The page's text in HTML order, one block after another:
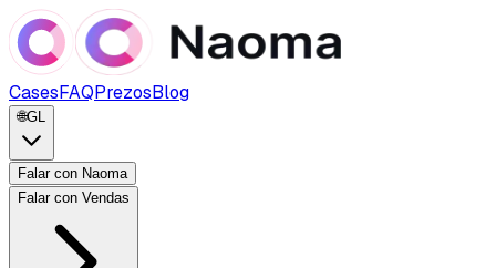
CasesFAQPrezosBlog
🌐GL
Falar con Naoma
Falar con Vendas